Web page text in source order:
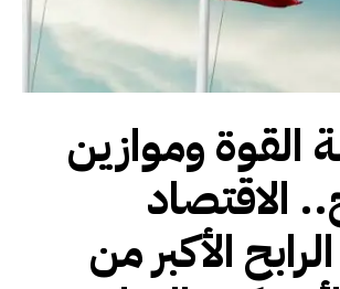
القوة وموازين
الاقتصاد
الأكبر من